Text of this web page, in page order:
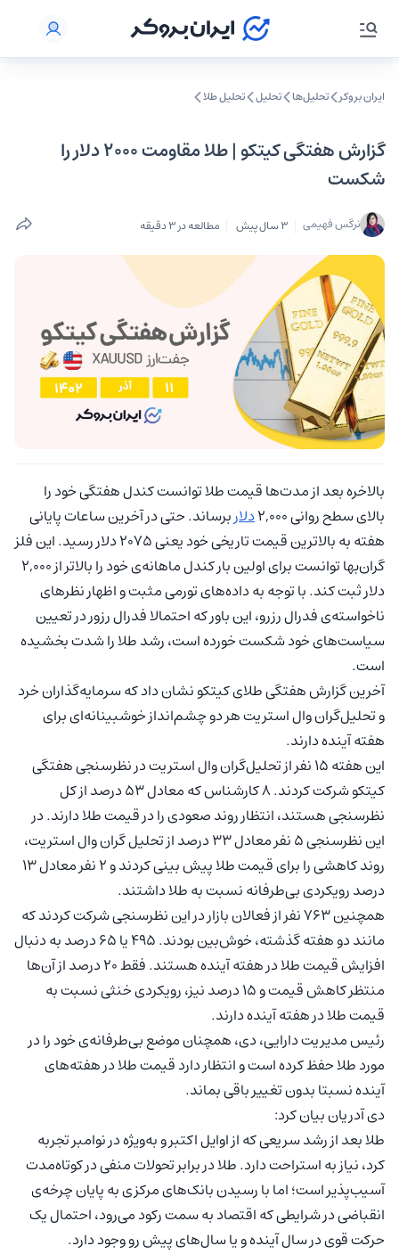
ایران بروکر تحلیل‌ها تحلیل‌ تحلیل طلا
گزارش هفتگی کیتکو | طلا مقاومت ۲۰۰۰ دلار را
شکست
نرگس فهیمی 3 سال پیش مطالعه در 3 دقیقه
بالاخره بعد از مدت‌‌ها قیمت طلا توانست کندل هفتگی خود را
بالای سطح روانی ۲,۰۰۰
دلاربرساند. حتی در آخرین ساعات پایانی
هفته به بالاترین قیمت تاریخی خود یعنی ۲۰۷۵ دلار رسید. این فلز
گران‌بها توانست برای اولین بار کندل ماهانه‌ی خود را بالاتر از ۲,۰۰۰
دلار ثبت کند. با توجه به داده‌های تورمی مثبت و اظهار نظرهای
ناخواسته‌ی فدرال رزرو، این باور که احتمالا فدرال رزور در تعیین
سیاست‌های خود شکست خورده است، رشد طلا را شدت بخشیده
است.
آخرین گزارش هفتگی طلای کیتکو نشان داد که سرمایه‌گذاران خرد
و تحلیل‌گران وال استریت هر دو چشم‌انداز خوشبینانه‌ای برای
هفته آینده دارند.
این هفته ۱۵ نفر از تحلیل‌گران وال استریت در نظرسنجی هفتگی
کیتکو شرکت کردند. ۸ کارشناس که معادل ۵۳ درصد از کل
نظرسنجی هستند، انتظار روند صعودی را در قیمت طلا دارند. در
این نظرسنجی ۵ نفر معادل ۳۳ درصد از تحلیل گران وال استریت،
روند کاهشی را برای قیمت طلا پیش بینی کردند و ۲ نفر معادل ۱۳
درصد رویکردی بی‌طرفانه نسبت به طلا داشتند.
همچنین ۷۶۳ نفر از فعالان بازار در این نظرسنجی شرکت کردند که
مانند دو هفته گذشته، خوش‌بین بودند. ۴۹۵ یا ۶۵ درصد به دنبال
افزایش قیمت طلا در هفته آینده هستند. فقط ۲۰ درصد از آن‌ها
منتظر کاهش قیمت و ۱۵ درصد نیز، رویکردی خنثی نسبت به
قیمت طلا در هفته آینده دارند.
رئیس مدیریت دارایی، دی، همچنان موضع بی‌طرفانه‌ی خود را در
مورد طلا حفظ کرده است و انتظار دارد قیمت طلا در هفته‌های
آینده نسبتا بدون تغییر باقی بماند.
دی آدریان بیان کرد:
طلا بعد از رشد سریعی که از اوایل اکتبر و به‌ویژه در نوامبر تجربه
کرد، نیاز به استراحت دارد. طلا در برابر تحولات منفی در کوتاه‌مدت
آسیب‌پذیر است؛ اما با رسیدن بانک‌های مرکزی به پایان چرخه‌ی
انقباضی در شرایطی که اقتصاد به سمت رکود می‌رود، احتمال یک
حرکت قوی در سال آینده و یا سال‌های پیش رو وجود دارد.